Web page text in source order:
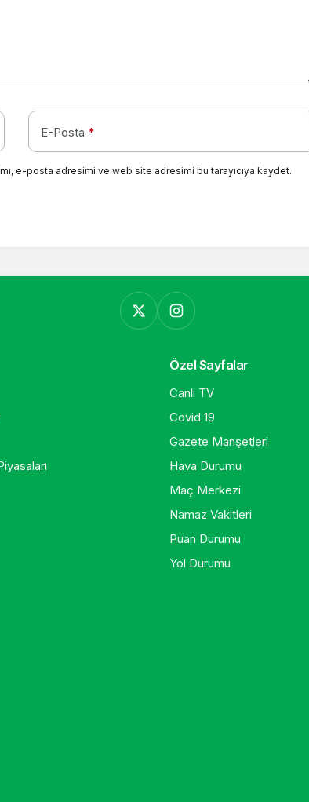
E-Posta *
e-posta adresimi ve web site adresimi bu tarayıcıya kaydet.
Özel Sayfalar
Canlı TV
Covid 19
Gazete Manşetleri
Hava Durumu
Maç Merkezi
Namaz Vakitleri
Puan Durumu
Yol Durumu